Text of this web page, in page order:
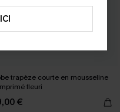
trapèze courte en mousseline
fleuri
€